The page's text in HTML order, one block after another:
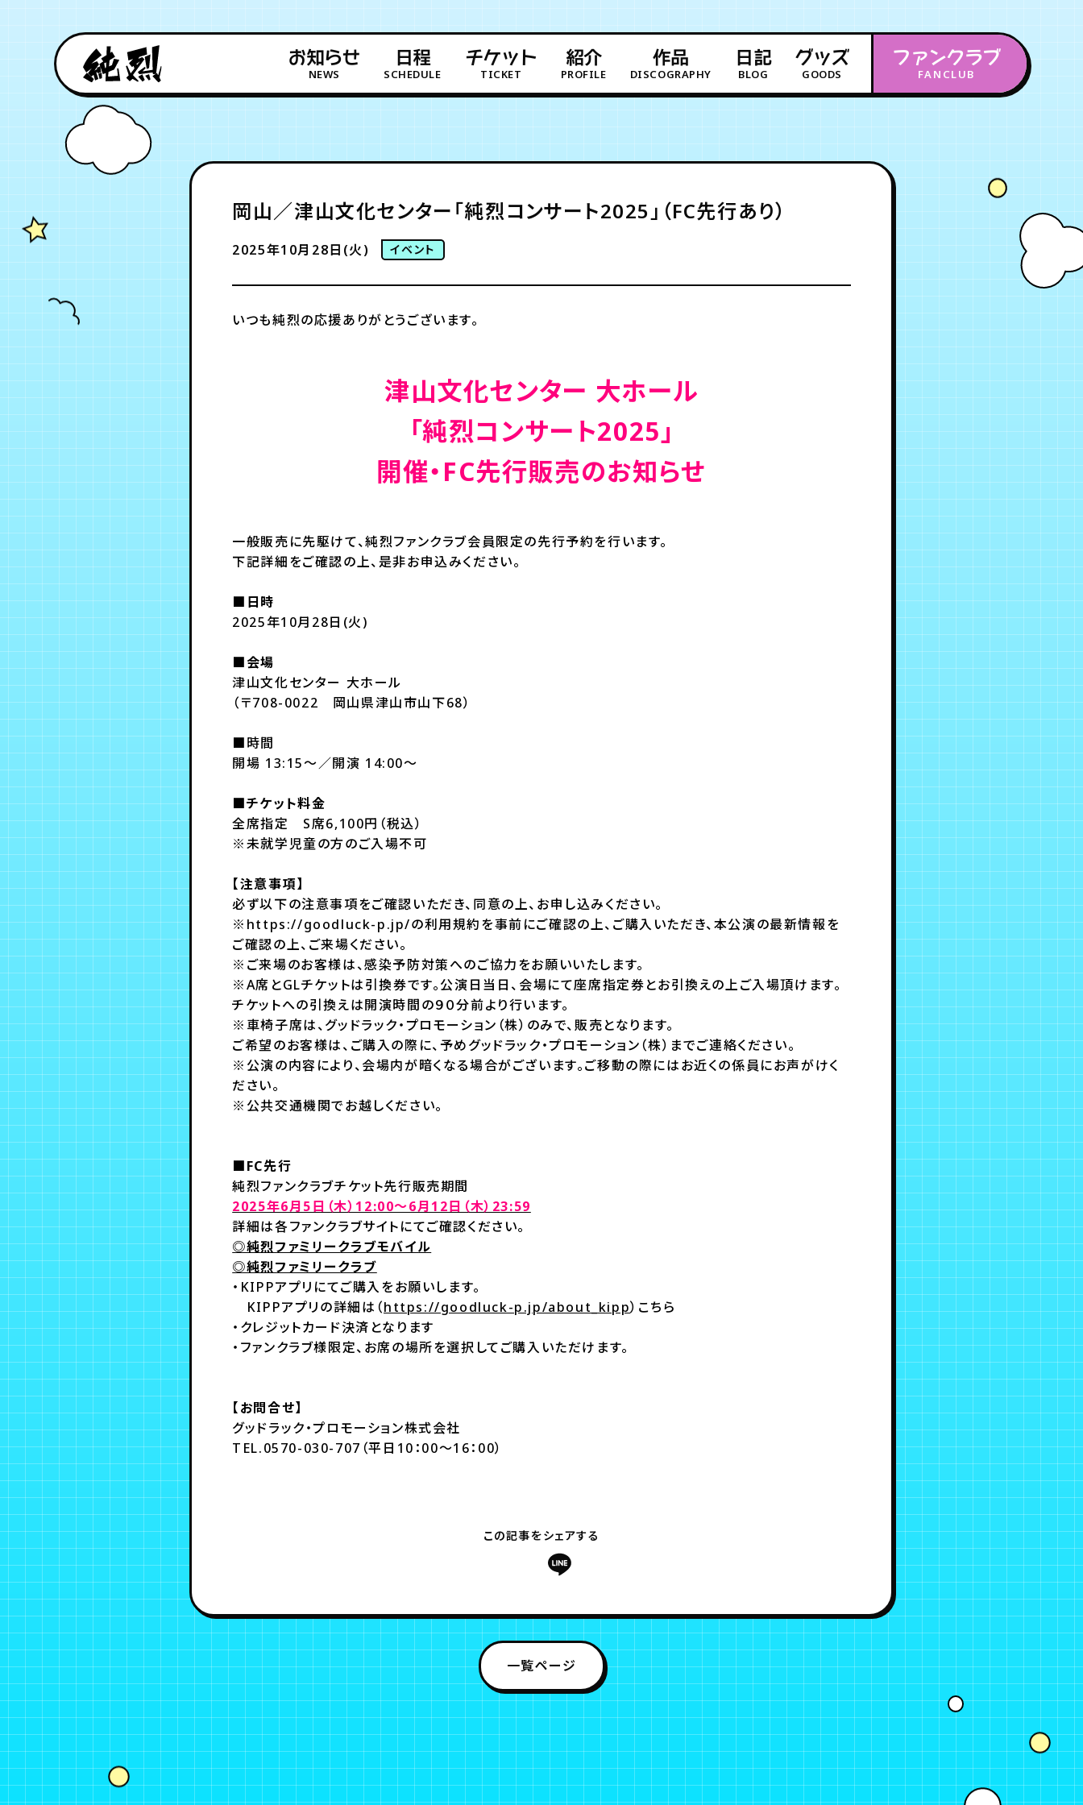
お知らせ
NEWS
日程
SCHEDULE
チケット
TICKET
紹介
PROFILE
作品
DISCOGRAPHY
日記
BLOG
グッズ
GOODS
ファンクラブ
FANCLUB
岡山／津山文化センター「純烈コンサート2025」（FC先行あり）
2025年10月28日(火) イベント
いつも純烈の応援ありがとうございます。
津山文化センター 大ホール
「純烈コンサート2025」
開催・FC先行販売のお知らせ
一般販売に先駆けて、純烈ファンクラブ会員限定の先行予約を行います。
下記詳細をご確認の上、是非お申込みください。
■日時
2025年10月28日(火)
■会場
津山文化センター 大ホール
（〒708-0022 岡山県津山市山下68）
■時間
開場 13:15～／開演 14:00～
■チケット料金
全席指定 S席6,100円（税込）
※未就学児童の方のご入場不可
【注意事項】
必ず以下の注意事項をご確認いただき、同意の上、お申し込みください。
※https://goodluck-p.jp/の利用規約を事前にご確認の上、ご購入いただき、本公演の最新情報を
ご確認の上、ご来場ください。
※ご来場のお客様は、感染予防対策へのご協力をお願いいたします。
※A席とGLチケットは引換券です。公演日当日、会場にて座席指定券とお引換えの上ご入場頂けます。
チケットへの引換えは開演時間の９０分前より行います。
※車椅子席は、グッドラック・プロモーション（株）のみで、販売となります。
ご希望のお客様は、ご購入の際に、予めグッドラック・プロモーション（株）までご連絡ください。
※公演の内容により、会場内が暗くなる場合がございます。ご移動の際にはお近くの係員にお声がけく
ださい。
※公共交通機関でお越しください。
■FC先行
純烈ファンクラブチケット先行販売期間
2025年6月5日（木）12:00～6月12日（木）23:59
詳細は各ファンクラブサイトにてご確認ください。
◎純烈ファミリークラブモバイル
◎純烈ファミリークラブ
・KIPPアプリにてご購入をお願いします。
KIPPアプリの詳細は（https://goodluck-p.jp/about_kipp）こちら
・クレジットカード決済となります
・ファンクラブ様限定、お席の場所を選択してご購入いただけます。
【お問合せ】
グッドラック・プロモーション株式会社
TEL.0570-030-707（平日10：00～16：00）
この記事をシェアする
一覧ページ